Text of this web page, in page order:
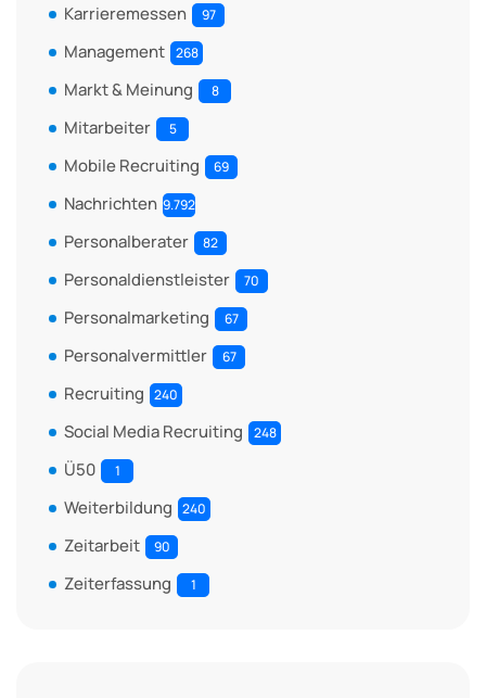
Karrieremessen 97
Management 268
Markt & Meinung 8
Mitarbeiter 5
Mobile Recruiting 69
Nachrichten 9.792
Personalberater 82
Personaldienstleister 70
Personalmarketing 67
Personalvermittler 67
Recruiting 240
Social Media Recruiting 248
Ü50 1
Weiterbildung 240
Zeitarbeit 90
Zeiterfassung 1